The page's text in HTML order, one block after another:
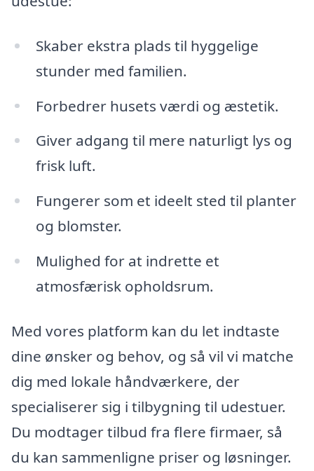
Skaber ekstra plads til hyggelige
stunder med familien.
Forbedrer husets værdi og æstetik.
Giver adgang til mere naturligt lys og
frisk luft.
Fungerer som et ideelt sted til planter
og blomster.
Mulighed for at indrette et
atmosfærisk opholdsrum.
Med vores platform kan du let indtaste
dine ønsker og behov, og så vil vi matche
dig med lokale håndværkere, der
specialiserer sig i tilbygning til udestuer.
Du modtager tilbud fra flere firmaer, så
du kan sammenligne priser og løsninger.